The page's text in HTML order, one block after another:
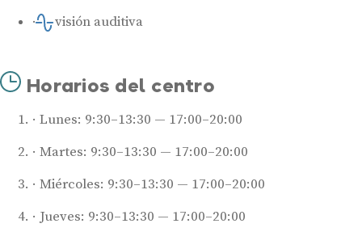
Revisión auditiva
Horarios del centro
Lunes: 9:30–13:30 — 17:00–20:00
Martes: 9:30–13:30 — 17:00–20:00
Miércoles: 9:30–13:30 — 17:00–20:00
Jueves: 9:30–13:30 — 17:00–20:00